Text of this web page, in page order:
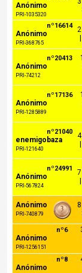
Anónimo
PRI-1035320
nº16614
Anónimo
PRI-368765
nº20413
Anónimo
PRI-74212
nº17136
Anónimo
PRI-1285889
nº21040
enemigobaza
PRI-121640
nº24991
Anónimo
PRI-567824
Anónimo
PRI-740879
nº6
Anónimo
PRI-1256151
nº8
Anónimo